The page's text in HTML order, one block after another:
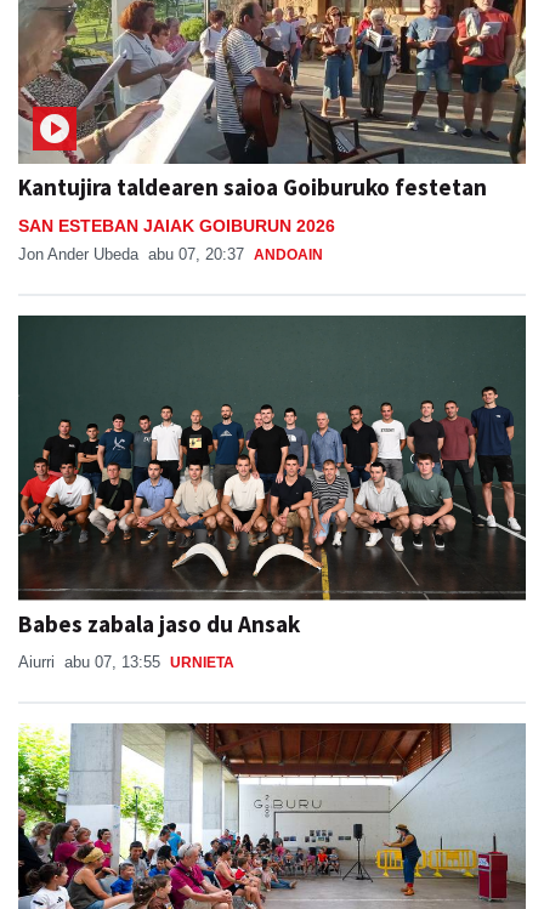
Kantujira taldearen saioa Goiburuko festetan
SAN ESTEBAN JAIAK GOIBURUN 2026
Jon Ander Ubeda abu 07, 20:37 ANDOAIN
Babes zabala jaso du Ansak
Aiurri abu 07, 13:55 URNIETA